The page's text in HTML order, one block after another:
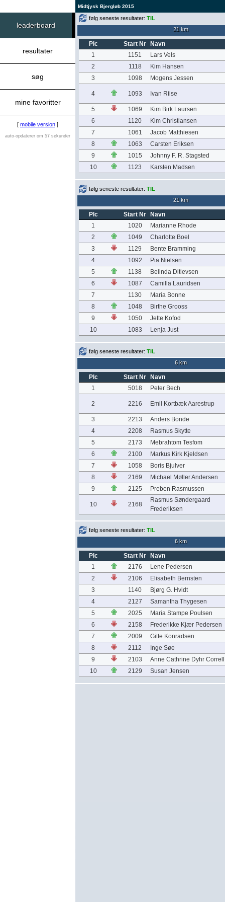
Midtjysk Bjergløb 2015
leaderboard
resultater
søg
mine favoritter
[ mobile version ]
auto-opdaterer om 57 sekunder
følg seneste resultater: TIL
21 km
Plc Start Nr
Navn
1
1151
Lars Vels
2
1118
Kim Hansen
3
1098 Mogens Jessen
4 1093 Ivan Riise
5 1069
Kim Birk Laursen
6
1120
Kim Christiansen
7
1061
Jacob Matthiesen
8
1063
Carsten Eriksen
9
1015
Johnny F. R. Stagsted
10
1123 Karsten Madsen
følg seneste resultater: TIL
21 km
Plc Start Nr
Navn
1
1020
Marianne Rhode
2
1049
Charlotte Boel
3
1129
Bente Bramming
4
1092
Pia Nielsen
5
1138
Belinda Ditlevsen
6
1087
Camilla Lauridsen
7
1130
Maria Bonne
8
1048
Birthe Grooss
9
1050
Jette Kofod
10
1083 Lenja Just
følg seneste resultater: TIL
6 km
Plc Start Nr
Navn
1
5018 Peter Bech
2 2216 Emil Kortbæk Aarestrup
3 2213
Anders Bonde
4
2208
Rasmus Skytte
5
2173
Mebrahtom Tesfom
6
2100
Markus Kirk Kjeldsen
7
1058
Boris Bjulver
8
2169
Michael Møller Andersen
9
2125 Preben Rasmussen
10 2168
Rasmus Søndergaard
Frederiksen
følg seneste resultater: TIL
6 km
Plc Start Nr
Navn
1
2176
Lene Pedersen
2
2106
Elisabeth Bernsten
3
1140
Bjørg G. Hvidt
4
2127
Samantha Thygesen
5
2025
Maria Stampe Poulsen
6
2158
Frederikke Kjær Pedersen
7
2009
Gitte Konradsen
8
2112
Inge Søe
9
2103
Anne Cathrine Dyhr Correll
10
2129 Susan Jensen